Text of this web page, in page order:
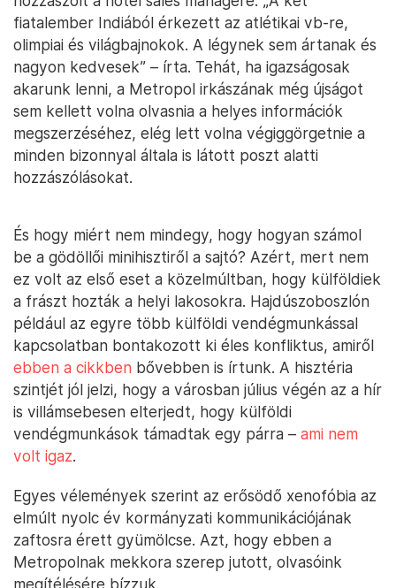
fiatalember Indiából érkezett az atlétikai vb-re,
olimpiai és világbajnokok. A légynek sem ártanak és
nagyon kedvesek” – írta. Tehát, ha igazságosak
akarunk lenni, a Metropol irkászának még újságot
sem kellett volna olvasnia a helyes információk
megszerzéséhez, elég lett volna végiggörgetnie a
minden bizonnyal általa is látott poszt alatti
hozzászólásokat.
És hogy miért nem mindegy, hogy hogyan számol
be a gödöllői minihisztiről a sajtó? Azért, mert nem
ez volt az első eset a közelmúltban, hogy külföldiek
a frászt hozták a helyi lakosokra. Hajdúszoboszlón
például az egyre több külföldi vendégmunkással
kapcsolatban bontakozott ki éles konfliktus, amiről
ebben a cikkben bővebben is írtunk. A hisztéria
szintjét jól jelzi, hogy a városban július végén az a hír
is villámsebesen elterjedt, hogy külföldi
vendégmunkások támadtak egy párra – ami nem
volt igaz.
Egyes vélemények szerint az erősödő xenofóbia az
elmúlt nyolc év kormányzati kommunikációjának
zaftosra érett gyümölcse. Azt, hogy ebben a
Metropolnak mekkora szerep jutott, olvasóink
megítélésére bízzuk.